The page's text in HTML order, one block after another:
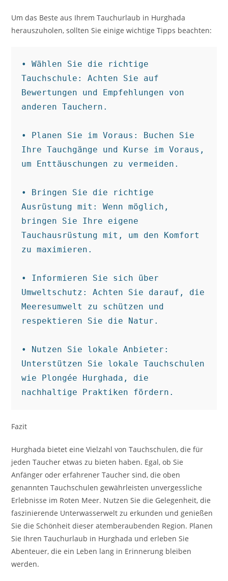
Um das Beste aus Ihrem Tauchurlaub in Hurghada
herauszuholen, sollten Sie einige wichtige Tipps beachten:
• Wählen Sie die richtige
Tauchschule: Achten Sie auf
Bewertungen und Empfehlungen von
anderen Tauchern.
• Planen Sie im Voraus: Buchen Sie
Ihre Tauchgänge und Kurse im Voraus,
um Enttäuschungen zu vermeiden.
• Bringen Sie die richtige
Ausrüstung mit: Wenn möglich,
bringen Sie Ihre eigene
Tauchausrüstung mit, um den Komfort
zu maximieren.
• Informieren Sie sich über
Umweltschutz: Achten Sie darauf, die
Meeresumwelt zu schützen und
respektieren Sie die Natur.
• Nutzen Sie lokale Anbieter:
Unterstützen Sie lokale Tauchschulen
wie Plongée Hurghada, die
nachhaltige Praktiken fördern.
Fazit
Hurghada bietet eine Vielzahl von Tauchschulen, die für
jeden Taucher etwas zu bieten haben. Egal, ob Sie
Anfänger oder erfahrener Taucher sind, die oben
genannten Tauchschulen gewährleisten unvergessliche
Erlebnisse im Roten Meer. Nutzen Sie die Gelegenheit, die
faszinierende Unterwasserwelt zu erkunden und genießen
Sie die Schönheit dieser atemberaubenden Region. Planen
Sie Ihren Tauchurlaub in Hurghada und erleben Sie
Abenteuer, die ein Leben lang in Erinnerung bleiben
werden.